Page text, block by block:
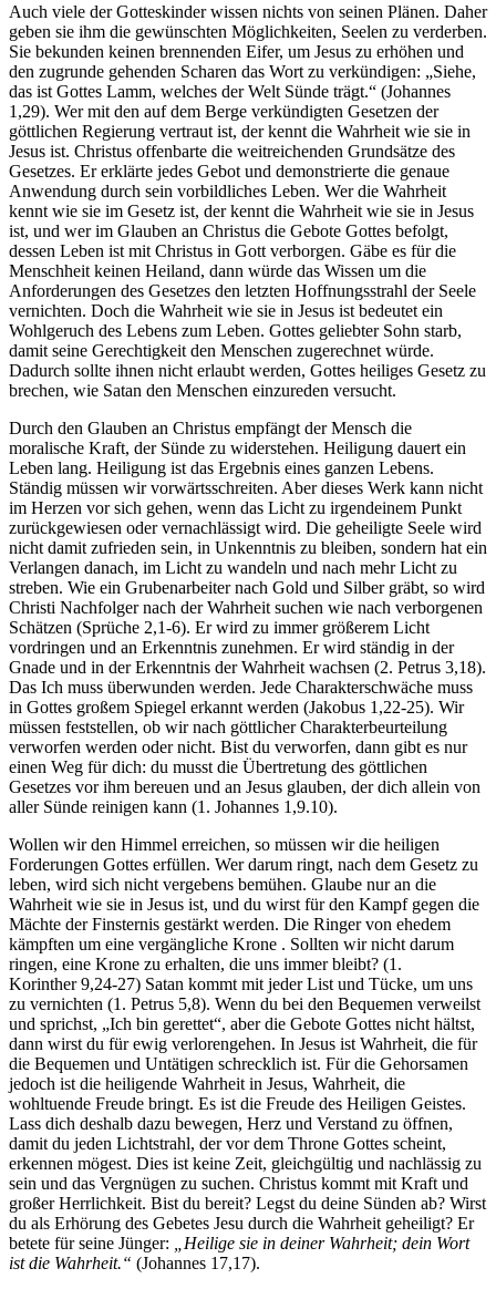
Auch viele der Gotteskinder wissen nichts von seinen Plänen. Daher
geben sie ihm die gewünschten Möglichkeiten, Seelen zu verderben.
Sie bekunden keinen brennenden Eifer, um Jesus zu erhöhen und
den zugrunde gehenden Scharen das Wort zu verkündigen: „Siehe,
das ist Gottes Lamm, welches der Welt Sünde trägt.“ (Johannes
1,29). Wer mit den auf dem Berge verkündigten Gesetzen der
göttlichen Regierung vertraut ist, der kennt die Wahrheit wie sie in
Jesus ist. Christus offenbarte die weitreichenden Grundsätze des
Gesetzes. Er erklärte jedes Gebot und demonstrierte die genaue
Anwendung durch sein vorbildliches Leben. Wer die Wahrheit
kennt wie sie im Gesetz ist, der kennt die Wahrheit wie sie in Jesus
ist, und wer im Glauben an Christus die Gebote Gottes befolgt,
dessen Leben ist mit Christus in Gott verborgen. Gäbe es für die
Menschheit keinen Heiland, dann würde das Wissen um die
Anforderungen des Gesetzes den letzten Hoffnungsstrahl der Seele
vernichten. Doch die Wahrheit wie sie in Jesus ist bedeutet ein
Wohlgeruch des Lebens zum Leben. Gottes geliebter Sohn starb,
damit seine Gerechtigkeit den Menschen zugerechnet würde.
Dadurch sollte ihnen nicht erlaubt werden, Gottes heiliges Gesetz zu
brechen, wie Satan den Menschen einzureden versucht.
Durch den Glauben an Christus empfängt der Mensch die
moralische Kraft, der Sünde zu widerstehen. Heiligung dauert ein
Leben lang. Heiligung ist das Ergebnis eines ganzen Lebens.
Ständig müssen wir vorwärtsschreiten. Aber dieses Werk kann nicht
im Herzen vor sich gehen, wenn das Licht zu irgendeinem Punkt
zurückgewiesen oder vernachlässigt wird. Die geheiligte Seele wird
nicht damit zufrieden sein, in Unkenntnis zu bleiben, sondern hat ein
Verlangen danach, im Licht zu wandeln und nach mehr Licht zu
streben. Wie ein Grubenarbeiter nach Gold und Silber gräbt, so wird
Christi Nachfolger nach der Wahrheit suchen wie nach verborgenen
Schätzen (Sprüche 2,1-6). Er wird zu immer größerem Licht
vordringen und an Erkenntnis zunehmen. Er wird ständig in der
Gnade und in der Erkenntnis der Wahrheit wachsen (2. Petrus 3,18).
Das Ich muss überwunden werden. Jede Charakterschwäche muss
in Gottes großem Spiegel erkannt werden (Jakobus 1,22-25). Wir
müssen feststellen, ob wir nach göttlicher Charakterbeurteilung
verworfen werden oder nicht. Bist du verworfen, dann gibt es nur
einen Weg für dich: du musst die Übertretung des göttlichen
Gesetzes vor ihm bereuen und an Jesus glauben, der dich allein von
aller Sünde reinigen kann (1. Johannes 1,9.10).
Wollen wir den Himmel erreichen, so müssen wir die heiligen
Forderungen Gottes erfüllen. Wer darum ringt, nach dem Gesetz zu
leben, wird sich nicht vergebens bemühen. Glaube nur an die
Wahrheit wie sie in Jesus ist, und du wirst für den Kampf gegen die
Mächte der Finsternis gestärkt werden. Die Ringer von ehedem
kämpften um eine vergängliche Krone . Sollten wir nicht darum
ringen, eine Krone zu erhalten, die uns immer bleibt? (1.
Korinther 9,24-27) Satan kommt mit jeder List und Tücke, um uns
zu vernichten (1. Petrus 5,8). Wenn du bei den Bequemen verweilst
und sprichst, „Ich bin gerettet“, aber die Gebote Gottes nicht hältst,
dann wirst du für ewig verlorengehen. In Jesus ist Wahrheit, die für
die Bequemen und Untätigen schrecklich ist. Für die Gehorsamen
jedoch ist die heiligende Wahrheit in Jesus, Wahrheit, die
wohltuende Freude bringt. Es ist die Freude des Heiligen Geistes.
Lass dich deshalb dazu bewegen, Herz und Verstand zu öffnen,
damit du jeden Lichtstrahl, der vor dem Throne Gottes scheint,
erkennen mögest. Dies ist keine Zeit, gleichgültig und nachlässig zu
sein und das Vergnügen zu suchen. Christus kommt mit Kraft und
großer Herrlichkeit. Bist du bereit? Legst du deine Sünden ab? Wirst
du als Erhörung des Gebetes Jesu durch die Wahrheit geheiligt? Er
betete für seine Jünger:
„Heilige sie in deiner Wahrheit; dein Wort
ist die Wahrheit.“ (Johannes 17,17).